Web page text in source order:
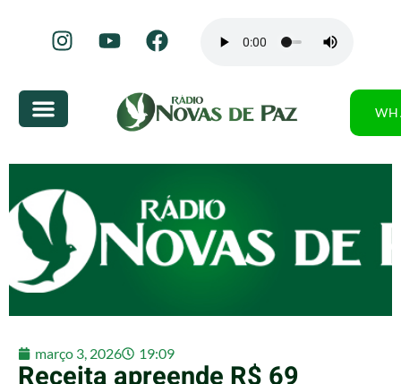
março 3, 2026 19:09
Receita apreende R$ 69